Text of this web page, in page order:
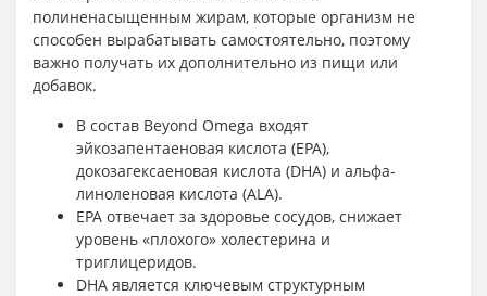
полиненасыщенным жирам, которые организм не
способен вырабатывать самостоятельно, поэтому
важно получать их дополнительно из пищи или
добавок.
В состав Beyond Omega входят
эйкозапентаеновая кислота (EPA),
докозагексаеновая кислота (DHA) и альфа-
линоленовая кислота (ALA).
EPA отвечает за здоровье сосудов, снижает
уровень «плохого» холестерина и
триглицеридов.
DHA является ключевым структурным